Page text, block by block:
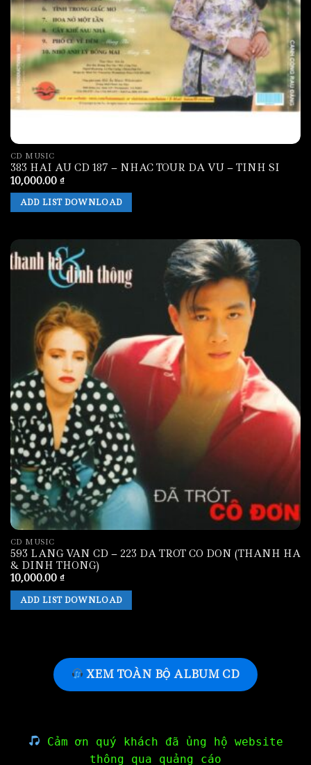
CD MUSIC
383 HAI AU CD 187 – NHAC TOUR DA VU – TINH SI
10,000.00 ₫
ADD LIST DOWNLOAD
CD MUSIC
593 LANG VAN CD – 223 DA TROT CO DON (THANH HA
& DINH THONG)
10,000.00 ₫
ADD LIST DOWNLOAD
XEM TOÀN BỘ ALBUM CD
Cảm ơn quý khách đã ủng hộ website
thông qua quảng cáo